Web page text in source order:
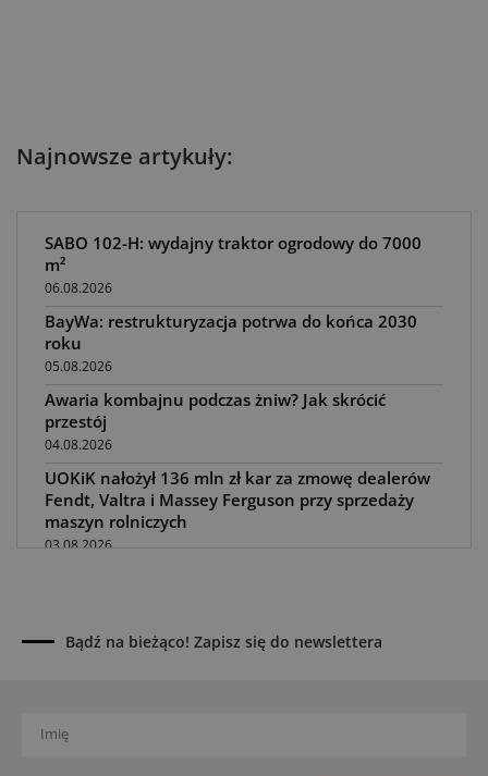
Najnowsze artykuły:
SABO 102-H: wydajny traktor ogrodowy do 7000
m²
06.08.2026
BayWa: restrukturyzacja potrwa do końca 2030
roku
05.08.2026
Awaria kombajnu podczas żniw? Jak skrócić
przestój
04.08.2026
UOKiK nałożył 136 mln zł kar za zmowę dealerów
Fendt, Valtra i Massey Ferguson przy sprzedaży
maszyn rolniczych
03.08.2026
Rzepak hybrydowy: sposób na wyższą rentowność
01.08.2026
Bądź na bieżąco! Zapisz się do newslettera